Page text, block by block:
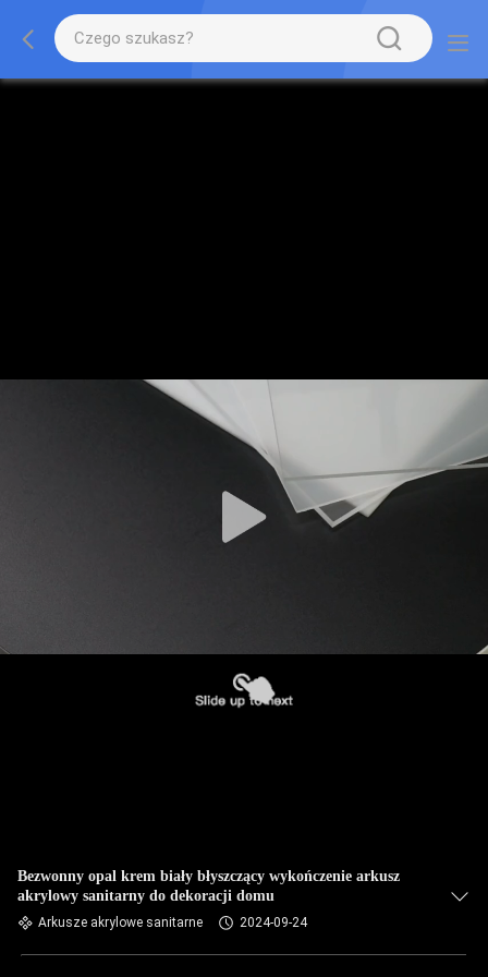
Bezwonny opal krem biały błyszczący wykończenie arkusz
akrylowy sanitarny do dekoracji domu
Arkusze akrylowe sanitarne 2024-09-24